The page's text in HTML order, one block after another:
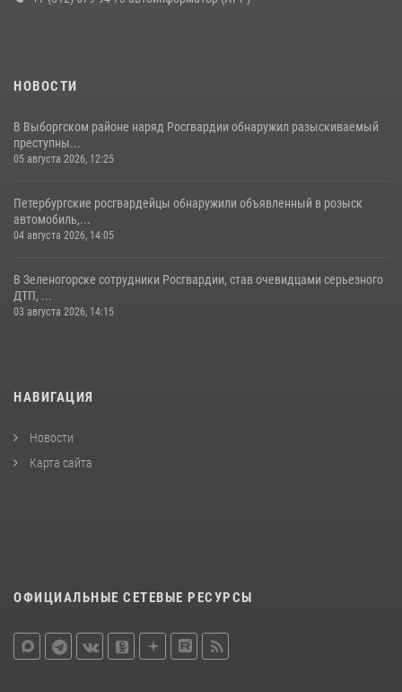
НОВОСТИ
В Выборгском районе наряд Росгвардии обнаружил разыскиваемый
преступны...
05 августа 2026, 12:25
Петербургские росгвардейцы обнаружили объявленный в розыск
автомобиль,...
04 августа 2026, 14:05
В Зеленогорске сотрудники Росгвардии, став очевидцами серьезного
ДТП, ...
03 августа 2026, 14:15
НАВИГАЦИЯ
Новости
Карта сайта
ОФИЦИАЛЬНЫЕ СЕТЕВЫЕ РЕСУРСЫ